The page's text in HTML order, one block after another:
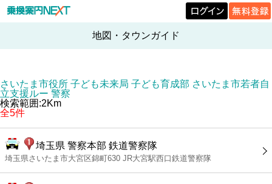
地図・タウンガイド
さいたま市役所 子ども未来局 子ども育成部 さいたま市若者自
立支援ルー 警察
検索範囲:2Km
全5件
埼玉県 警察本部 鉄道警察隊
埼玉県さいたま市大宮区錦町630 JR大宮駅西口鉄道警察隊